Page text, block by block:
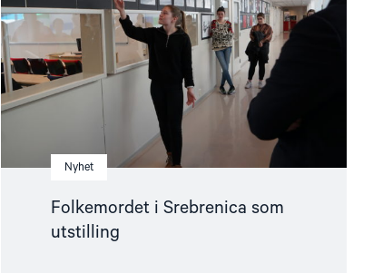
Nyhet
Folkemordet i Srebrenica som
utstilling
utstilling"